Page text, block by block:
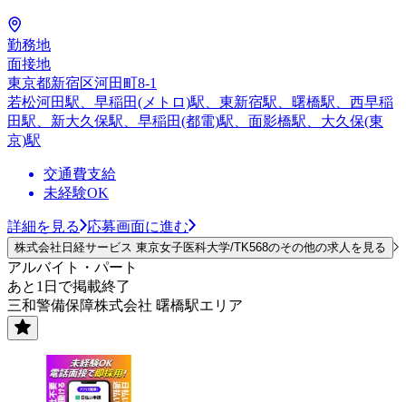
勤務地
面接地
東京都新宿区河田町8-1
若松河田駅、早稲田(メトロ)駅、東新宿駅、曙橋駅、西早稲
田駅、新大久保駅、早稲田(都電)駅、面影橋駅、大久保(東
京)駅
交通費支給
未経験OK
詳細を見る 応募画面に進む
株式会社日経サービス 東京女子医科大学/TK568のその他の求人を見る
アルバイト・パート
あと1日で掲載終了
三和警備保障株式会社 曙橋駅エリア